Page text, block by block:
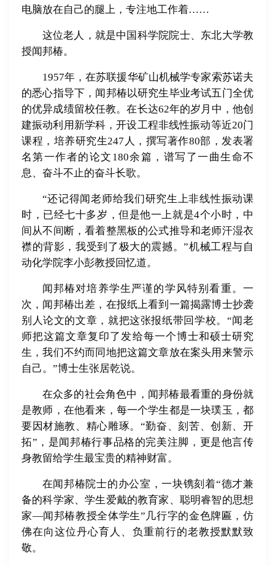
电脑放在自己的腿上，专注地工作着……
这位老人，就是中国科学院院士、东北大学教
授闻邦椿。
1957年，在苏联援华矿山机械学专家索苏诺夫
的悉心指导下，闻邦椿以研究生毕业考试五门全优
的优异成绩留校任教。在长达62年的岁月中，他创
建振动利用新学科，开设工程非线性振动等近20门
课程，培养研究生247人，撰写著作80部，发表署
名第一作者的论文180余篇，谱写了一曲生命不
息、奋斗不止的奋斗长歌。
“还记得闻老师给我们研究生上非线性振动课
时，已经七十多岁，但是他一上就是4个小时，中
间从不间断，看着整黑板的公式推导和老师汗湿衣
襟的背影，我受到了极大的震撼。”机械工程与自
动化学院李小彭教授回忆道。
闻邦椿对培养学生严谨的学风特别看重。一
次，闻邦椿出差，在报纸上看到一篇揭露博士抄袭
别人论文的文章，就把这张报纸带回学校。“闻老
师把这篇文章复印了发给每一个博士和硕士研究
生，我们不约而同地把这篇文章放在案头用来警示
自己。”博士生张居乾说。
在众多的社会角色中，闻邦椿最看重的身份就
是教师，在他看来，每一个学生都是一块璞玉，都
要因材施教、精心雕琢。“勤奋、刻苦、创新、开
拓”，是闻邦椿行事品格的完美注脚，更是他言传
身教留给学生最宝贵的精神财富。
在闻邦椿院士的办公室，一块镌刻着“德才兼
备的科学家、学生爱戴的教育家、聪明睿智的思想
家—闻邦椿教授全体学生”几行字的金色牌匾，仿
佛在向这位丹心育人、负重前行的老教授默默致
敬。